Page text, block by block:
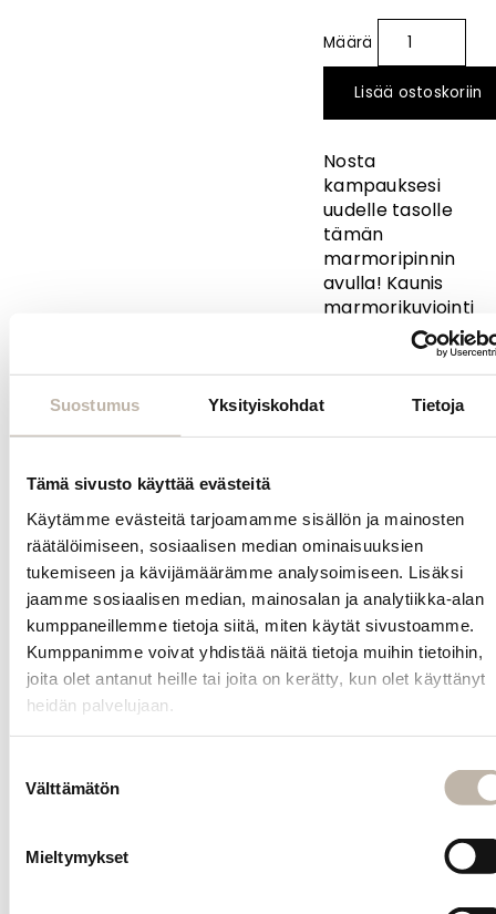
Suostumus Yksityiskohdat Tietoja
Tämä sivusto käyttää evästeitä
Käytämme evästeitä tarjoamamme sisällön ja mainosten
räätälöimiseen, sosiaalisen median ominaisuuksien
tukemiseen ja kävijämäärämme analysoimiseen. Lisäksi
jaamme sosiaalisen median, mainosalan ja analytiikka-alan
kumppaneillemme tietoja siitä, miten käytät sivustoamme.
Kumppanimme voivat yhdistää näitä tietoja muihin tietoihin,
joita olet antanut heille tai joita on kerätty, kun olet käyttänyt
heidän palvelujaan.
valinta
Välttämätön
Mieltymykset
Lisää ostoskoriin
Nosta
kampauksesi
uudelle tasolle
tämän
marmoripinnin
avulla! Kaunis
marmorikuviointi
vangitsee
kapeneva
muoto antaa
Pinnin leveys
noin 8,3 cm.
Kysy
tuotteesta
INFO
Toimitus- ja maksutavat
Tilauksen peruutus